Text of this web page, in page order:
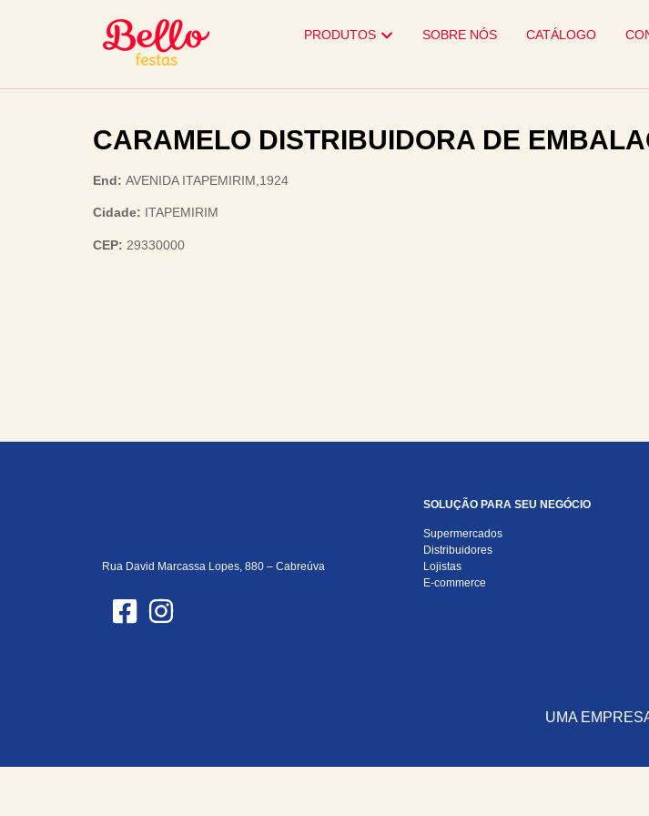
PRODUTOS SOBRE NÓS CATÁLOGO
CARAMELO DISTRIBUIDORA DE
End: AVENIDA ITAPEMIRIM,1924
Cidade: ITAPEMIRIM
CEP: 29330000
Rua David Marcassa Lopes, 880 – Cabreúva
SOLUÇÃO PARA SEU NEGÓCIO
Supermercados
Distribuidores
Lojistas
E-commerce
UMA